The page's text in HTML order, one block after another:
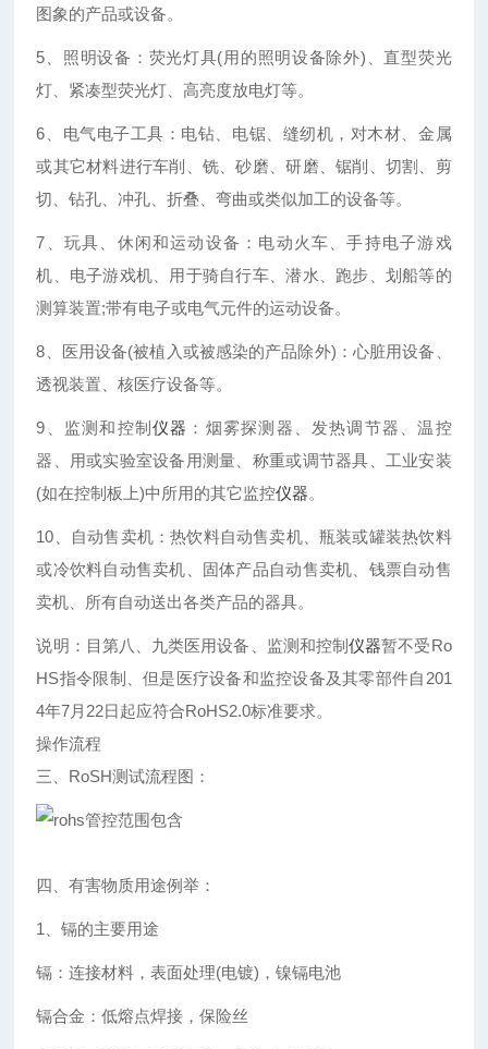
图象的产品或设备。
5、照明设备：荧光灯具(用的照明设备除外)、直型荧光
灯、紧凑型荧光灯、高亮度放电灯等。
6、电气电子工具：电钻、电锯、缝纫机，对木材、金属
或其它材料进行车削、铣、砂磨、研磨、锯削、切割、剪
切、钻孔、冲孔、折叠、弯曲或类似加工的设备等。
7、玩具、休闲和运动设备：电动火车、手持电子游戏
机、电子游戏机、用于骑自行车、潜水、跑步、划船等的
测算装置;带有电子或电气元件的运动设备。
8、医用设备(被植入或被感染的产品除外)：心脏用设备、
透视装置、核医疗设备等。
9、监测和控制 仪器 ：烟雾探测器、发热调节器、温控
器、用或实验室设备用测量、称重或调节器具、工业安装
(如在控制板上)中所用的其它监控仪器。
10、自动售卖机：热饮料自动售卖机、瓶装或罐装热饮料
或冷饮料自动售卖机、固体产品自动售卖机、钱票自动售
卖机、所有自动送出各类产品的器具。
说明：目第八、九类医用设备、监测和控制仪器暂不受Ro
HS指令限制、但是医疗设备和监控设备及其零部件自201
4年7月22日起应符合RoHS2.0标准要求。
操作流程
三、RoSH测试流程图：
四、有害物质用途例举：
1、镉的主要用途
镉：连接材料，表面处理(电镀)，镍镉电池
镉合金：低熔点焊接，保险丝